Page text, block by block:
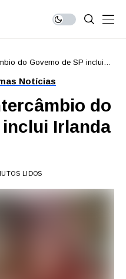
do Governo de SP inclui
Notícias
do
inclui Irlanda
LIDOS